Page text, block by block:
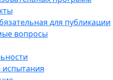
для публикации
вопросы
испытания